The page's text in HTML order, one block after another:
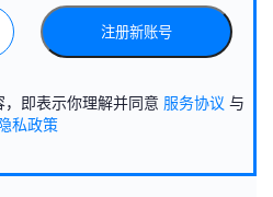
注册新账号
即表示你理解并同意 服务协议 与
隐私政策